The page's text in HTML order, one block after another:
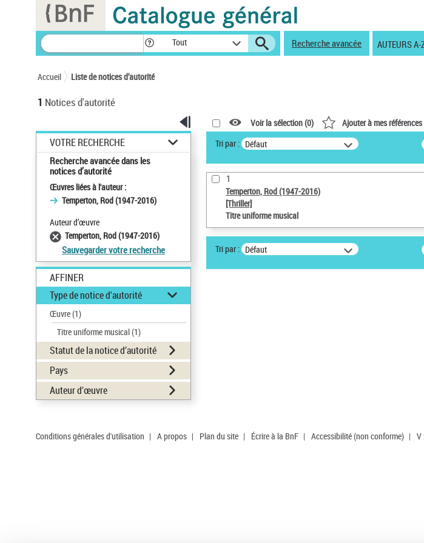
Tout Recherche avancée AUTEURS A-
Accueil Liste de notices d’autorité
1 Notices d'autorité
VOTRE RECHERCHE
Recherche avancée dans les
notices d’autorité
Œuvres liées à l'auteur :
Temperton, Rod (1947-2016)
Auteur d’œuvre
Temperton, Rod (1947-2016)
Sauvegarder votre recherche
AFFINER
Type de notice d'autorité
Œuvre(1)
Titre uniforme musical(1)
Statut de la notice d’autorité
Pays
Auteur d’œuvre
Voir la sélection (0) Ajouter à mes références
Tri par : Défaut
1
Temperton, Rod (1947-2016)
[Thriller]
Titre uniforme musical
Tri par : Défaut
Conditions générales d'utilisation | A propos | Plan du site | Écrire à la BnF | Accessibilité (non conforme) | V
Panneau de gestion des cookies